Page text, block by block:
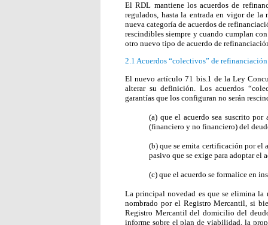
El RDL mantiene los acuerdos de
regulados, hasta la entrada en vigor de
nueva categoría de acuerdos de
rescindibles siempre y cuando cumplan
otro nuevo tipo de acuerdo de
2.1 Acuerdos “colectivos” de refinanciación
El nuevo artículo 71 bis.1 de la Ley
alterar su definición. Los acuerdos
garantías que los configuran no serán
(a) que el acuerdo sea suscrito por
(financiero y no financiero) del
(b) que se emita certificación por el
pasivo que se exige para adoptar el
(c) que el acuerdo se formalice en
La principal novedad es que se elimina la
nombrado por el Registro Mercantil, si
Registro Mercantil del domicilio del
informe sobre el plan de viabilidad, la